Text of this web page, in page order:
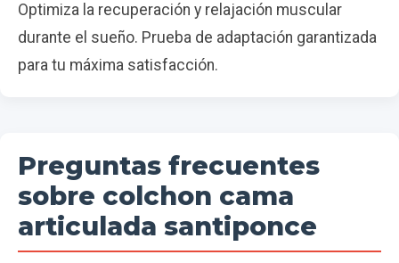
Optimiza la recuperación y relajación muscular
durante el sueño. Prueba de adaptación garantizada
para tu máxima satisfacción.
Preguntas frecuentes
sobre colchon cama
articulada santiponce